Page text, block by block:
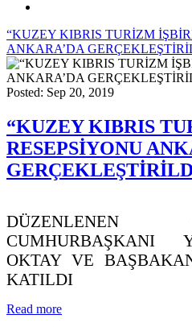
“KUZEY KIBRIS TURİZM
ANKARA’DA
Posted: Sep 20, 2019
“KUZEY KIBRIS
RESEPSİYONU
CUMHURBAŞKANI
OKTAY VE
KATILDI
Read more